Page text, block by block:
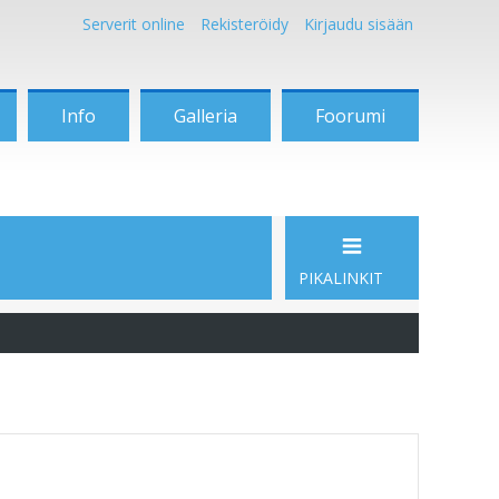
Serverit online Rekisteröidy Kirjaudu sisään
Info Galleria Foorumi
PIKALINKIT